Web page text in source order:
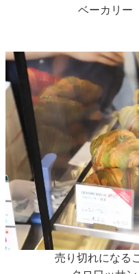
ベーカリー
売り切れになる